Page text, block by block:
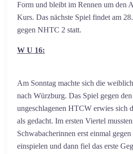
Form und bleibt im Rennen um den
Kurs. Das nächste Spiel findet am
gegen NHTC 2 statt.
W U 16:
Am Sonntag machte sich die
nach Würzburg. Das Spiel gegen
ungeschlagenen HTCW erwies sich
als gedacht. Im ersten Viertel
Schwabacherinnen erst einmal
einspielen und dann fiel das erste